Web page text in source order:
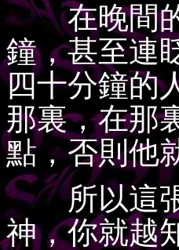
在晚間的
鐘，甚至連
四十分鐘的
那裏，在那
點，否則他
所以這張
神，你就越